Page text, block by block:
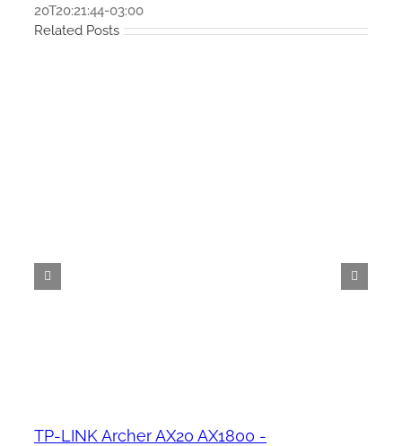
20T20:21:44-03:00
Related Posts
TP-LINK Archer AX20 AX1800 -